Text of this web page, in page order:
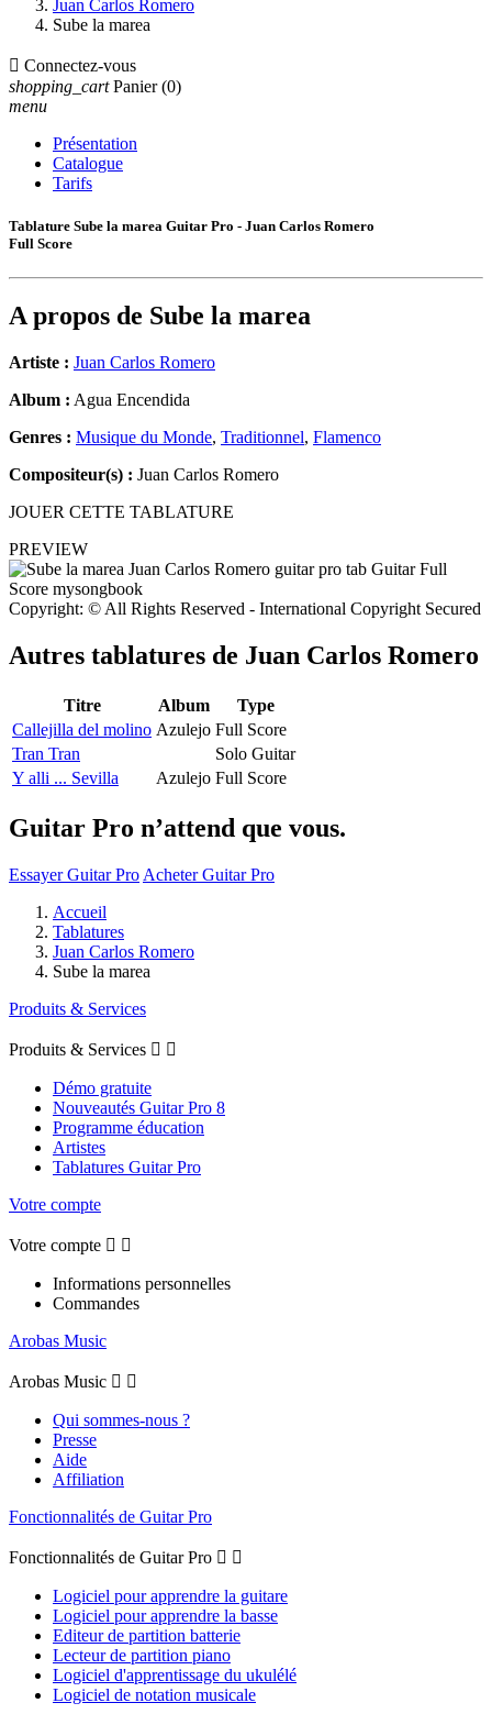
Juan Carlos Romero
Sube la marea
 Connectez-vous
shopping_cart Panier (0)
menu
Présentation
Catalogue
Tarifs
Tablature Sube la marea Guitar Pro - Juan Carlos Romero
Full Score
A propos de Sube la marea
Artiste : Juan Carlos Romero
Album : Agua Encendida
Genres : Musique du Monde, Traditionnel, Flamenco
Compositeur(s) : Juan Carlos Romero
JOUER CETTE TABLATURE
PREVIEW
Copyright: © All Rights Reserved - International Copyright Secured
Autres tablatures de Juan Carlos Romero
Titre Album
Type
Callejilla del molino Azulejo Full Score
Tran Tran
Solo Guitar
Y alli ... Sevilla
Azulejo Full Score
Guitar Pro n’attend que vous.
Essayer Guitar Pro Acheter Guitar Pro
Accueil
Tablatures
Juan Carlos Romero
Sube la marea
Produits & Services
Produits & Services  
Démo gratuite
Nouveautés Guitar Pro 8
Programme éducation
Artistes
Tablatures Guitar Pro
Votre compte
Votre compte  
Informations personnelles
Commandes
Arobas Music
Arobas Music  
Qui sommes-nous ?
Presse
Aide
Affiliation
Fonctionnalités de Guitar Pro
Fonctionnalités de Guitar Pro  
Logiciel pour apprendre la guitare
Logiciel pour apprendre la basse
Editeur de partition batterie
Lecteur de partition piano
Logiciel d'apprentissage du ukulélé
Logiciel de notation musicale